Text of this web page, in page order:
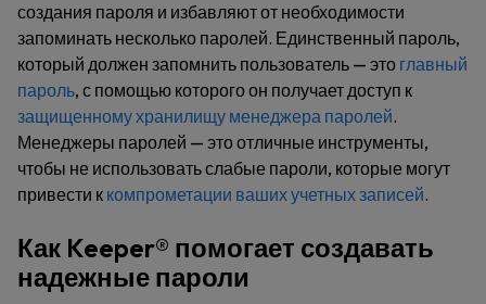
создания пароля и избавляют от необходимости
запоминать несколько паролей. Единственный пароль,
который должен запомнить пользователь — это главный
пароль, с помощью которого он получает доступ к
защищенному хранилищу менеджера паролей.
Менеджеры паролей — это отличные инструменты,
чтобы не использовать слабые пароли, которые могут
привести к компрометации ваших учетных записей.
Как Keeper® помогает создавать
надежные пароли